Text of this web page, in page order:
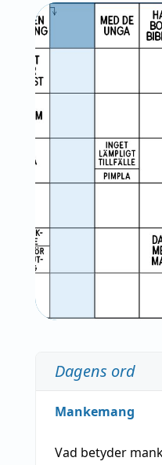
Dagens ord
Mankemang
Vad betyder